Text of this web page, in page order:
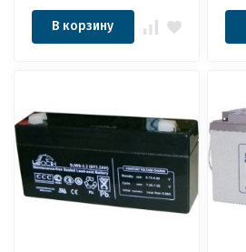
В корзину